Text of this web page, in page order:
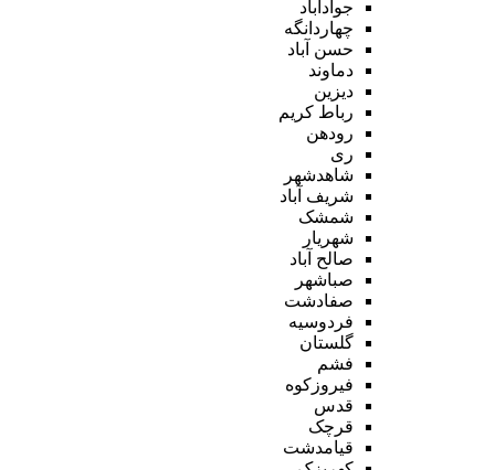
جوادآباد
چهاردانگه
حسن آباد
دماوند
دیزین
رباط کریم
رودهن
ری
شاهدشهر
شریف آباد
شمشک
شهریار
صالح آباد
صباشهر
صفادشت
فردوسیه
گلستان
فشم
فیروزکوه
قدس
قرچک
قیامدشت